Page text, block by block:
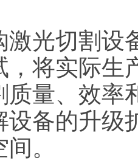
激光切割设
，将实际生
质量、效率
设备的升级
。